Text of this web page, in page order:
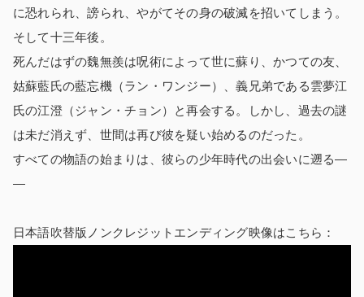
に恐れられ、謗られ、やがてその身の破滅を招いてしまう。
そして十三年後。
死んだはずの魏無羨は呪術によって世に蘇り、かつての友、
姑蘇藍氏の藍忘機（ラン・ワンジー）、義兄弟である雲夢江
氏の江澄（ジャン・チョン）と再会する。しかし、過去の謎
は未だ消えず、世間は再び彼を疑い始めるのだった。
すべての物語の始まりは、彼らの少年時代の出会いに遡る―
―
日本語吹替版ノンクレジットエンディング映像はこちら：